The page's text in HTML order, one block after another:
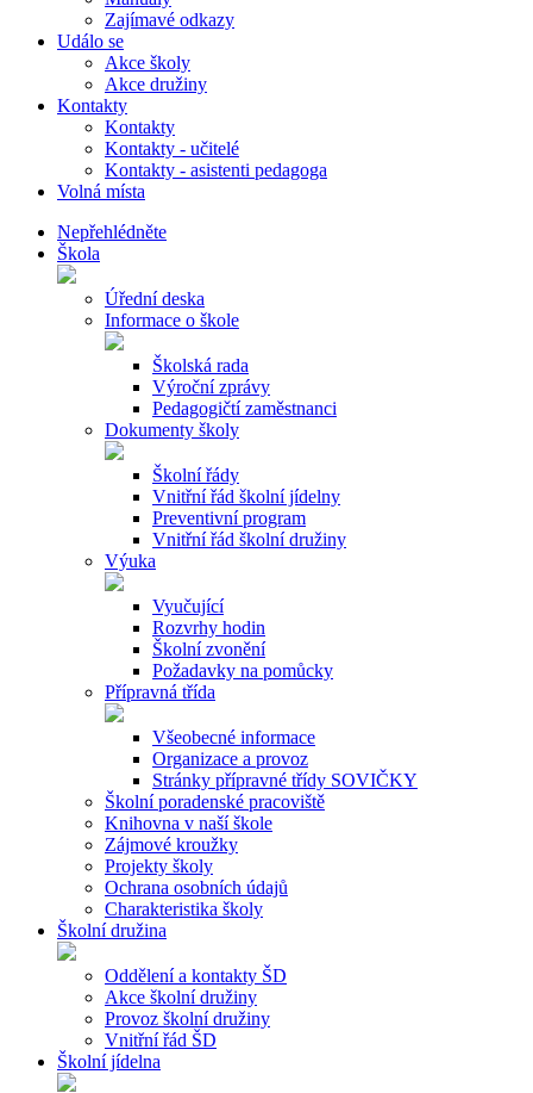
Zajímavé odkazy
Událo se
Akce školy
Akce družiny
Kontakty
Kontakty
Kontakty - učitelé
Kontakty - asistenti pedagoga
Volná místa
Nepřehlédněte
Škola
Úřední deska
Informace o škole
Školská rada
Výroční zprávy
Pedagogičtí zaměstnanci
Dokumenty školy
Školní řády
Vnitřní řád školní jídelny
Preventivní program
Vnitřní řád školní družiny
Výuka
Vyučující
Rozvrhy hodin
Školní zvonění
Požadavky na pomůcky
Přípravná třída
Všeobecné informace
Organizace a provoz
Stránky přípravné třídy SOVIČKY
Školní poradenské pracoviště
Knihovna v naší škole
Zájmové kroužky
Projekty školy
Ochrana osobních údajů
Charakteristika školy
Školní družina
Oddělení a kontakty ŠD
Akce školní družiny
Provoz školní družiny
Vnitřní řád ŠD
Školní jídelna